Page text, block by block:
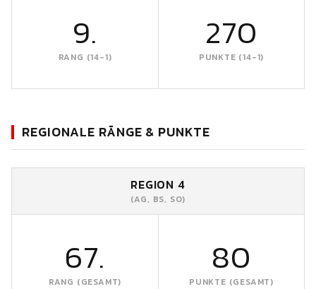
9.
RANG (14-1)
270
PUNKTE (14-1)
REGIONALE RÄNGE & PUNKTE
REGION 4
(AG, BS, SO)
67.
RANG (GESAMT)
80
PUNKTE (GESAMT)